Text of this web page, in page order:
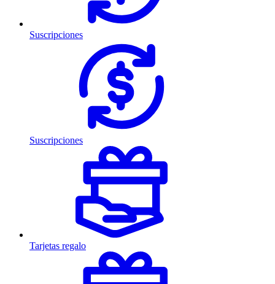
Suscripciones
Suscripciones
Tarjetas regalo